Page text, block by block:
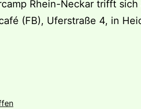
Rhein-Neckar trifft
(FB), Uferstraße 4, in